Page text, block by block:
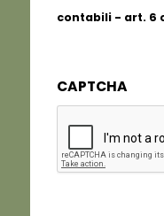
contabili - art. 6
CAPTCHA